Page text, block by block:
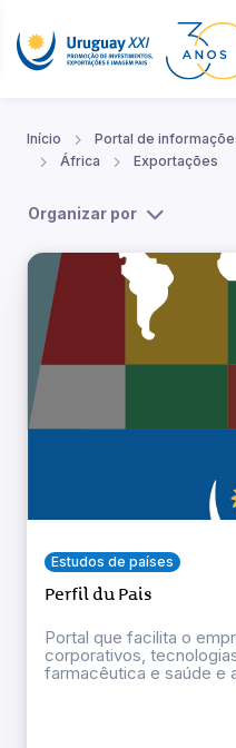
Início Portal de
África
Exportações
Organizar por
Estudos de países
Perfil du Pais
Portal que facilita o
corporativos,
farmacêutica e saúde e